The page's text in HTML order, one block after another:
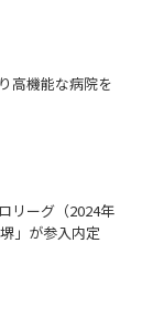
高機能な病院を
リーグ（2024年
」が参入内定